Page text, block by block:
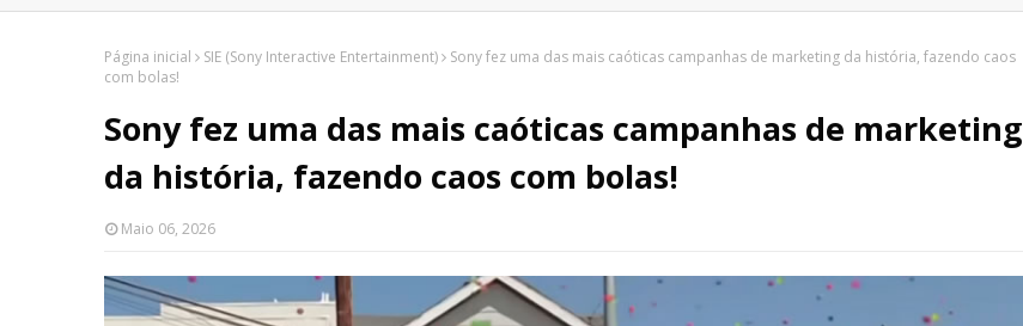
Página inicial SIE (Sony Interactive Entertainment)
Sony fez uma das mais caóticas campanhas de marketing da história, fazendo caos
com bolas!
Sony fez uma das mais caóticas campanhas de marketing
da história, fazendo caos com bolas!
Maio 06, 2026